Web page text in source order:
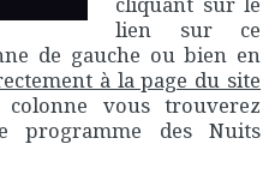
lien sur ce
de gauche ou bien en
à la page du site
vous trouverez
programme des Nuits